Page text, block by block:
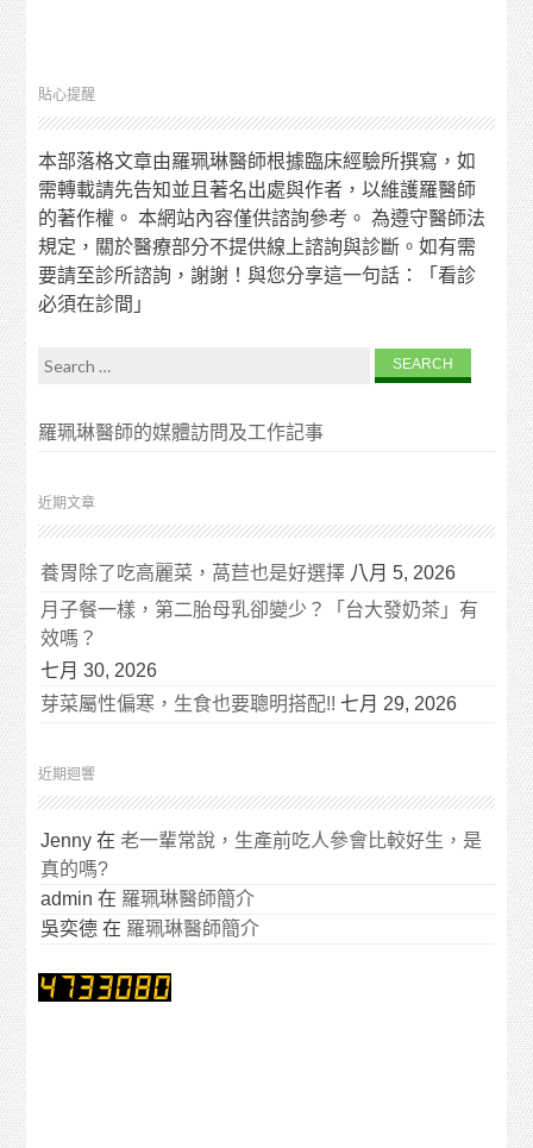
貼心提醒
本部落格文章由羅珮琳醫師根據臨床經驗所撰寫，如
需轉載請先告知並且著名出處與作者，以維護羅醫師
的著作權。 本網站內容僅供諮詢參考。 為遵守醫師法
規定，關於醫療部分不提供線上諮詢與診斷。如有需
要請至診所諮詢，謝謝！與您分享這一句話：「看診
必須在診間」
Search for:
羅珮琳醫師的媒體訪問及工作記事
近期文章
養胃除了吃高麗菜，萵苣也是好選擇 八月 5, 2026
月子餐一樣，第二胎母乳卻變少？「台大發奶茶」有
效嗎？
七月 30, 2026
芽菜屬性偏寒，生食也要聰明搭配!! 七月 29, 2026
近期迴響
Jenny 在老一輩常說，生產前吃人參會比較好生，是
真的嗎?
admin 在 羅珮琳醫師簡介
吳奕德 在 羅珮琳醫師簡介